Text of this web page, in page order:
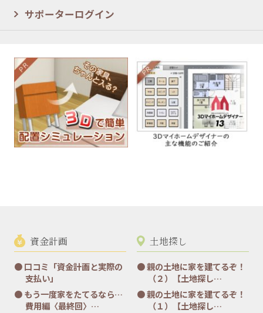
サポーターログイン
資金計画
口コミ「資金計画と実際の
支払い」
もう一度家をたてるなら…
費用編〈最終回〉…
土地探し
親の土地に家を建てるぞ！
（２）【土地探し…
親の土地に家を建てるぞ！
（１）【土地探し…